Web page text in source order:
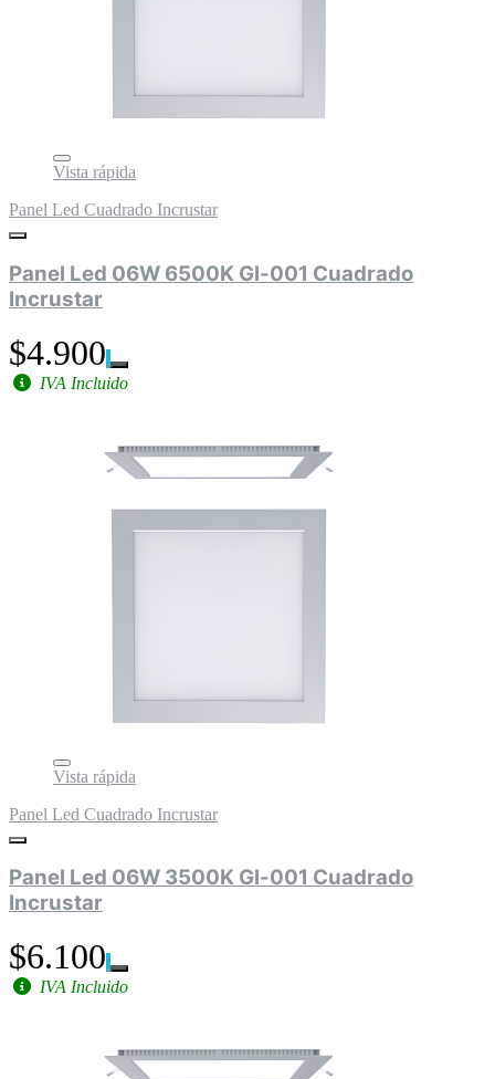
Vista rápida
Panel Led Cuadrado Incrustar
Panel Led 06W 6500K Gl-001 Cuadrado
Incrustar
$4.900
IVA Incluido
Vista rápida
Panel Led Cuadrado Incrustar
Panel Led 06W 3500K Gl-001 Cuadrado
Incrustar
$6.100
IVA Incluido